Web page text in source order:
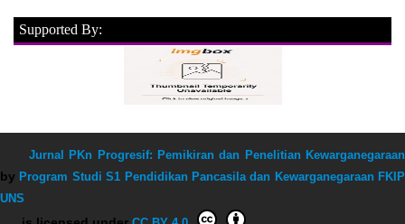
Supported By:
Jurnal PKn Progresif: Pemikiran dan Penelitian Kewarganegaraan
by Program Studi S1 Pendidikan Pancasila dan Kewarganegaraan FKIP
UNS